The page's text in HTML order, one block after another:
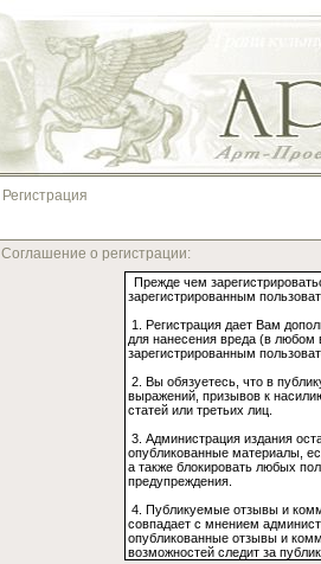
Регистрация
Соглашение о регистрации: